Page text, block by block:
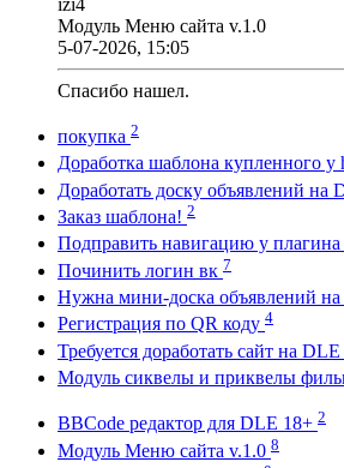
Модуль Меню сайта v.1.0
5-07-2026, 15:05
Спасибо нашел.
покупка 2
Доработка шаблона купленного
Доработать доску объявлений на
Заказ шаблона! 2
Подправить навигацию у
Починить логин вк 7
Нужна мини-доска объявлений
Регистрация по QR коду 4
Требуется доработать сайт на DLE
Модуль сиквелы и приквелы
BBCode редактор для DLE 18+ 2
Модуль Меню сайта v.1.0 8